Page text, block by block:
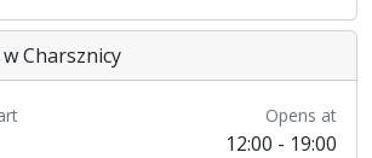
Charsznicy
Opens at
12:00 - 19:00